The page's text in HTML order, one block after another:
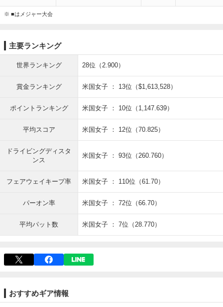
※ ■はメジャー大会
主要ランキング
世界ランキング 28位（2.900）
賞金ランキング 米国女子 ： 13位（$1,613,528）
ポイントランキング 米国女子 ： 10位（1,147.639）
平均スコア 米国女子 ： 12位（70.825）
ドライビングディスタ
ンス
米国女子 ： 93位（260.760）
フェアウェイキープ率 米国女子 ： 110位（61.70）
パーオン率 米国女子 ： 72位（66.70）
平均パット数 米国女子 ： 7位（28.770）
おすすめギア情報